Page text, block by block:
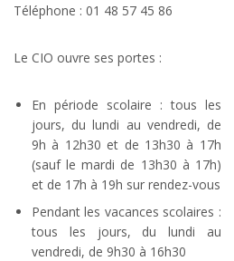
Téléphone : 01 48 57 45 86
Le CIO ouvre ses portes :
En période scolaire : tous les
jours, du lundi au vendredi, de
9h à 12h30 et de 13h30 à 17h
(sauf le mardi de 13h30 à 17h)
et de 17h à 19h sur rendez-vous
Pendant les vacances scolaires :
tous les jours, du lundi au
vendredi, de 9h30 à 16h30